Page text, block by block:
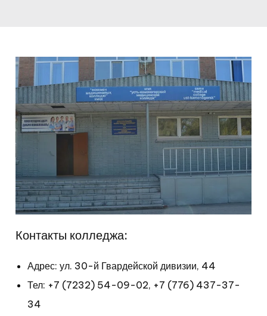
Контакты колледжа:
Адрес: ул. 30-й Гвардейской дивизии, 44
Тел: +7 (7232) 54-09-02, +7 (776) 437-37-
34